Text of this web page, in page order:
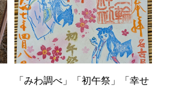
「みわ調べ」「初午祭」「幸せ